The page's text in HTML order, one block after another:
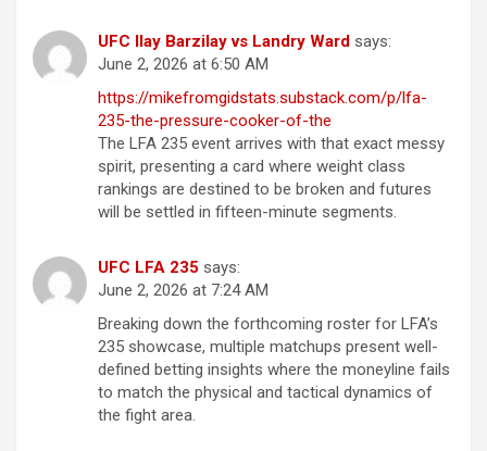
UFC Ilay Barzilay vs Landry Ward says:
June 2, 2026 at 6:50 AM
https://mikefromgidstats.substack.com/p/lfa-
235-the-pressure-cooker-of-the
The LFA 235 event arrives with that exact messy
spirit, presenting a card where weight class
rankings are destined to be broken and futures
will be settled in fifteen-minute segments.
UFC LFA 235 says:
June 2, 2026 at 7:24 AM
Breaking down the forthcoming roster for LFA’s
235 showcase, multiple matchups present well-
defined betting insights where the moneyline fails
to match the physical and tactical dynamics of
the fight area.